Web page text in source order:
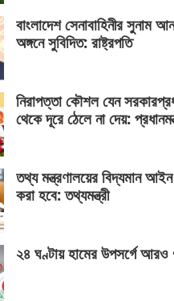
বাংলাদেশ সেনাবাহিনীর সুনাম
অঙ্গনে সুবিদিত: রাষ্ট্রপতি
নিরাপত্তা কৌশল যেন
থেকে দূরে ঠেলে না দেয়:
তথ্য মন্ত্রণালয়ের বিদ্যমান
করা হবে: তথ্যমন্ত্রী
২৪ ঘণ্টায় হামের উপসর্গে